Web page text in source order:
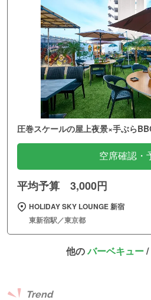
圧巻スケールの屋上夜景×手ぶら
空席確認・
平均予算 3,000円
HOLIDAY SKY LOUNGE 新宿
東新宿駅／東京都
他のバーベキュー/
Trend